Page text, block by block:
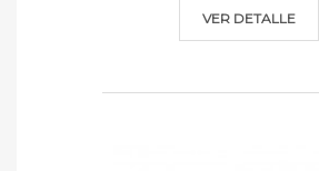
VER DETALLE